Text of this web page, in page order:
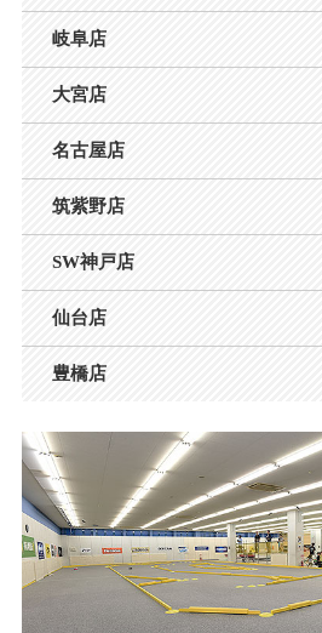
岐阜店
大宮店
名古屋店
筑紫野店
SW神戸店
仙台店
豊橋店